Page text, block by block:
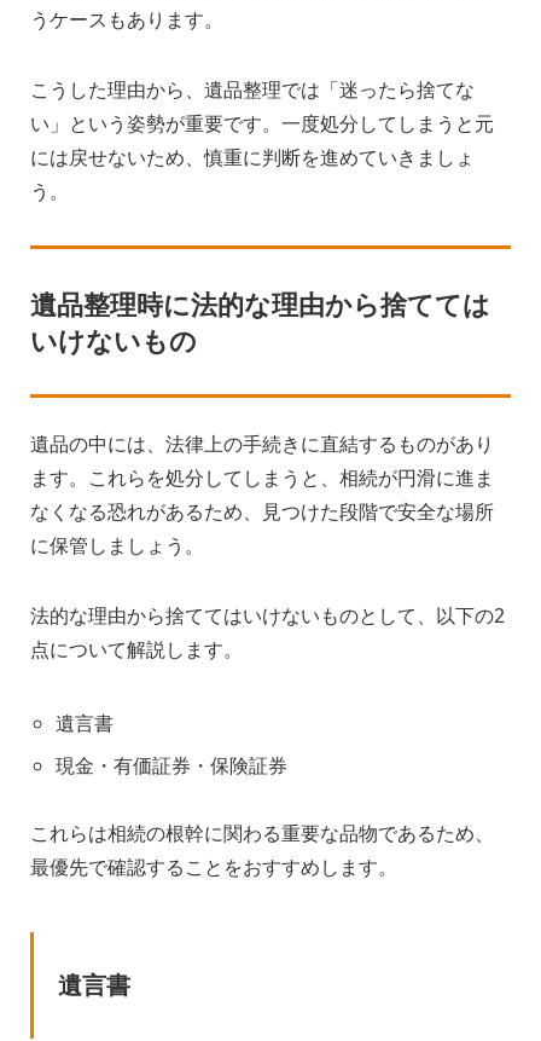
うケースもあります。
こうした理由から、遺品整理では「迷ったら捨てな
い」という姿勢が重要です。一度処分してしまうと元
には戻せないため、慎重に判断を進めていきましょ
う。
遺品整理時に法的な理由から捨てては
いけないもの
遺品の中には、法律上の手続きに直結するものがあり
ます。これらを処分してしまうと、相続が円滑に進ま
なくなる恐れがあるため、見つけた段階で安全な場所
に保管しましょう。
法的な理由から捨ててはいけないものとして、以下の2
点について解説します。
遺言書
現金・有価証券・保険証券
これらは相続の根幹に関わる重要な品物であるため、
最優先で確認することをおすすめします。
遺言書